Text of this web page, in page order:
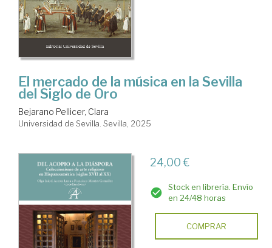
El mercado de la música en la Sevilla
del Siglo de Oro
Bejarano Pellicer, Clara
Universidad de Sevilla. Sevilla, 2025
24,00 €
Stock en librería. Envío
en 24/48 horas
COMPRAR